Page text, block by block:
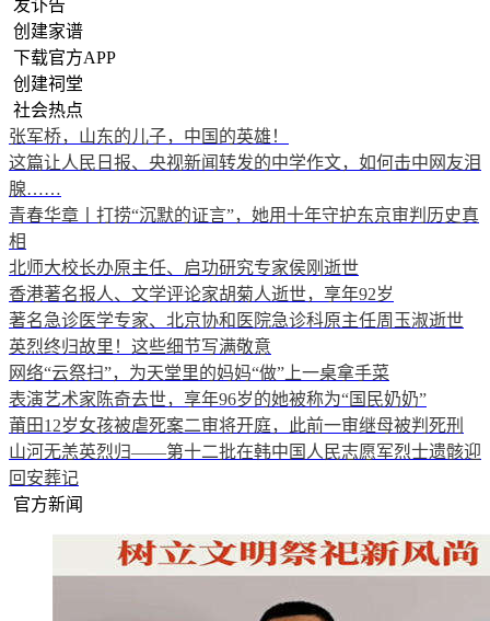
发讣告
创建家谱
下载官方APP
创建祠堂
社会热点
张军桥，山东的儿子，中国的英雄！
这篇让人民日报、央视新闻转发的中学作文，如何击中网友泪
腺……
青春华章丨打捞“沉默的证言”，她用十年守护东京审判历史真
相
北师大校长办原主任、启功研究专家侯刚逝世
香港著名报人、文学评论家胡菊人逝世，享年92岁
著名急诊医学专家、北京协和医院急诊科原主任周玉淑逝世
英烈终归故里！这些细节写满敬意
网络“云祭扫”，为天堂里的妈妈“做”上一桌拿手菜
表演艺术家陈奇去世，享年96岁的她被称为“国民奶奶”
莆田12岁女孩被虐死案二审将开庭，此前一审继母被判死刑
山河无恙英烈归——第十二批在韩中国人民志愿军烈士遗骸迎
回安葬记
官方新闻